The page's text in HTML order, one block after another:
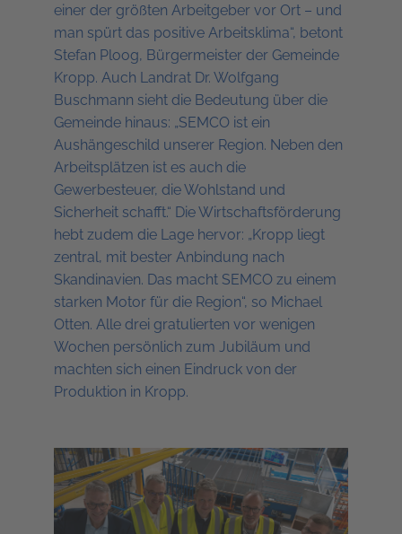
einer der größten Arbeitgeber vor Ort – und
man spürt das positive Arbeitsklima“, betont
Stefan Ploog, Bürgermeister der Gemeinde
Kropp. Auch Landrat Dr. Wolfgang
Buschmann sieht die Bedeutung über die
Gemeinde hinaus: „SEMCO ist ein
Aushängeschild unserer Region. Neben den
Arbeitsplätzen ist es auch die
Gewerbesteuer, die Wohlstand und
Sicherheit schafft.“ Die Wirtschaftsförderung
hebt zudem die Lage hervor: „Kropp liegt
zentral, mit bester Anbindung nach
Skandinavien. Das macht SEMCO zu einem
starken Motor für die Region“, so Michael
Otten. Alle drei gratulierten vor wenigen
Wochen persönlich zum Jubiläum und
machten sich einen Eindruck von der
Produktion in Kropp.